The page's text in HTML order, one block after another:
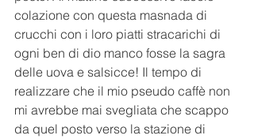
colazione con questa masnada di
crucchi con i loro piatti stracarichi di
ogni ben di dio manco fosse la sagra
delle uova e salsicce! Il tempo di
realizzare che il mio pseudo caffè non
mi avrebbe mai svegliata che scappo
da quel posto verso la stazione di